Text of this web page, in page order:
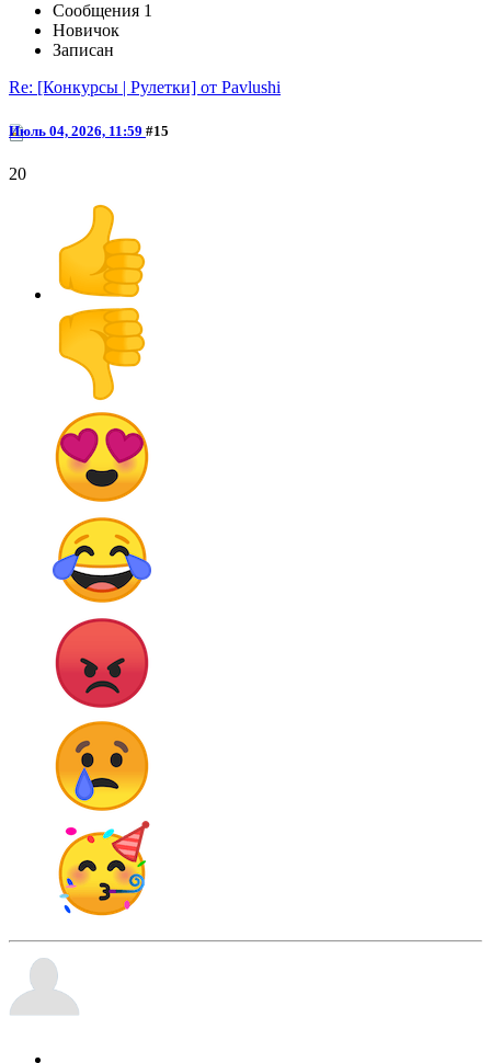
Сообщения 1
Новичок
Записан
Re: [Конкурсы | Рулетки] от Pavlushi
Июль 04, 2026, 11:59 #15
20